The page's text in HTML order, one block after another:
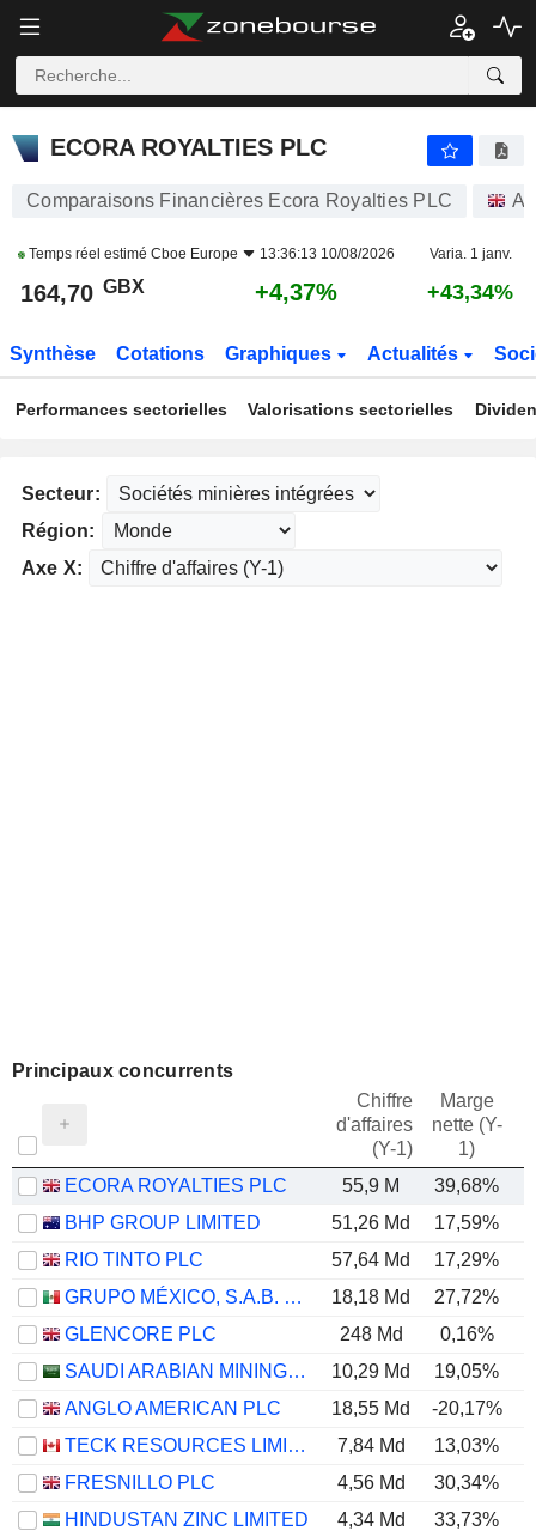
ECORA ROYALTIES PLC
ECORA ROYALTIES PLC
Comparaisons Financières Ecora Royalties PLC
Temps réel estimé Cboe Europe 13:36:13 10/08/2026 Varia. 1 janv.
164,70 GBX +4,37% +43,34%
Synthèse Cotations Graphiques Actualités
Performances sectorielles Valorisations sectorielles
Secteur:
Région:
Axe X:
Principaux concurrents
Chiffre
d'affaires
(Y-1)
Marge
nette (Y-
1)
ECORA ROYALTIES PLC 55,9 M 39,68%
BHP GROUP LIMITED
51,26 Md 17,59%
RIO TINTO PLC
57,64 Md 17,29%
GRUPO MÉXICO, S.A.B. DE C.V.
18,18 Md
27,72%
GLENCORE PLC
248 Md 0,16%
SAUDI ARABIAN MINING COMPANY (MAADEN)
10,29 Md 19,05%
ANGLO AMERICAN PLC
18,55 Md -20,17%
TECK RESOURCES LIMITED
7,84 Md 13,03%
FRESNILLO PLC
4,56 Md 30,34%
HINDUSTAN ZINC LIMITED
4,34 Md 33,73%